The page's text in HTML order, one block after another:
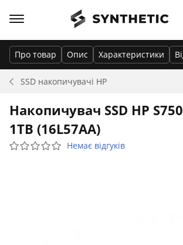
SSD накопичувачі HP
Про товар Опис Характеристики
Накопичувач SSD HP
1TB (16L57AA)
Немає відгуків